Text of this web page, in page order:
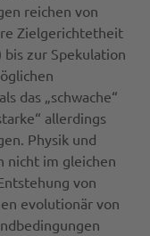
reichen von
Zielgerichtetheit
zur Spekulation
das „schwache“
allerdings
Physik und
nicht im gleichen
von
evolutionär von